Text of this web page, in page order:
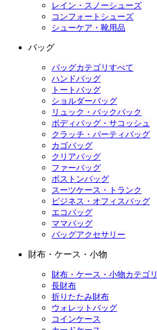
レイン・スノーシューズ
コンフォートシューズ
シューケア・靴用品
バッグ
バッグカテゴリすべて
ハンドバッグ
トートバッグ
ショルダーバッグ
リュック・バックパック
ボディバッグ・サコッシュ
クラッチ・パーティバッグ
カゴバッグ
クリアバッグ
ファーバッグ
ボストンバッグ
スーツケース・トランク
ビジネス・オフィスバッグ
エコバッグ
ママバッグ
バッグアクセサリー
財布・ケース・小物
財布・ケース・小物カテゴ
長財布
折りたたみ財布
ウォレットバッグ
コインケース